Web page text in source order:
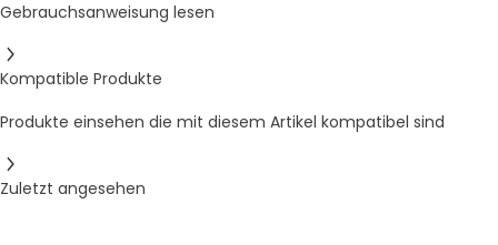
Gebrauchsanweisung lesen
Kompatible Produkte
Produkte einsehen die mit diesem Artikel kompatibel sind
Zuletzt angesehen